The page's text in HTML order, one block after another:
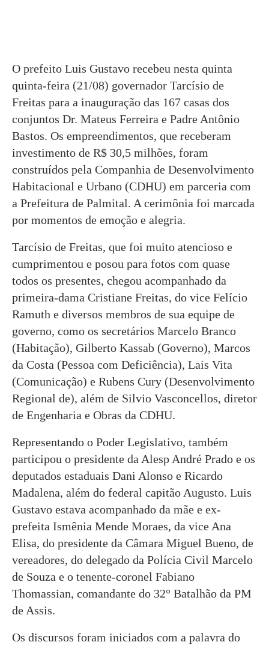
O prefeito Luis Gustavo recebeu nesta quinta
quinta-feira (21/08) governador Tarcísio de
Freitas para a inauguração das 167 casas dos
conjuntos Dr. Mateus Ferreira e Padre Antônio
Bastos. Os empreendimentos, que receberam
investimento de R$ 30,5 milhões, foram
construídos pela Companhia de Desenvolvimento
Habitacional e Urbano (CDHU) em parceria com
a Prefeitura de Palmital. A cerimônia foi marcada
por momentos de emoção e alegria.
Tarcísio de Freitas, que foi muito atencioso e
cumprimentou e posou para fotos com quase
todos os presentes, chegou acompanhado da
primeira-dama Cristiane Freitas, do vice Felício
Ramuth e diversos membros de sua equipe de
governo, como os secretários Marcelo Branco
(Habitação), Gilberto Kassab (Governo), Marcos
da Costa (Pessoa com Deficiência), Lais Vita
(Comunicação) e Rubens Cury (Desenvolvimento
Regional de), além de Silvio Vasconcellos, diretor
de Engenharia e Obras da CDHU.
Representando o Poder Legislativo, também
participou o presidente da Alesp André Prado e os
deputados estaduais Dani Alonso e Ricardo
Madalena, além do federal capitão Augusto. Luis
Gustavo estava acompanhado da mãe e ex-
prefeita Ismênia Mende Moraes, da vice Ana
Elisa, do presidente da Câmara Miguel Bueno, de
vereadores, do delegado da Polícia Civil Marcelo
de Souza e o tenente-coronel Fabiano
Thomassian, comandante do 32° Batalhão da PM
de Assis.
Os discursos foram iniciados com a palavra do